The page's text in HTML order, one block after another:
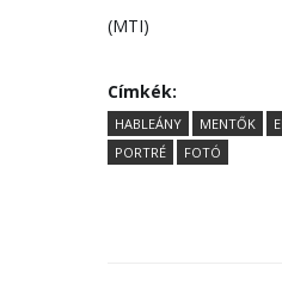
(MTI)
Címkék:
HABLEÁNY MENTŐK
PORTRÉ
FOTÓ